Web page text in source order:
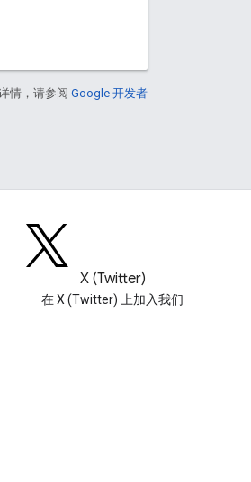
情，请参阅 Google 开发者
X (Twitter)
在 X (Twitter) 上加入我们